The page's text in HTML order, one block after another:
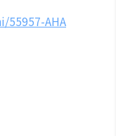
AHA